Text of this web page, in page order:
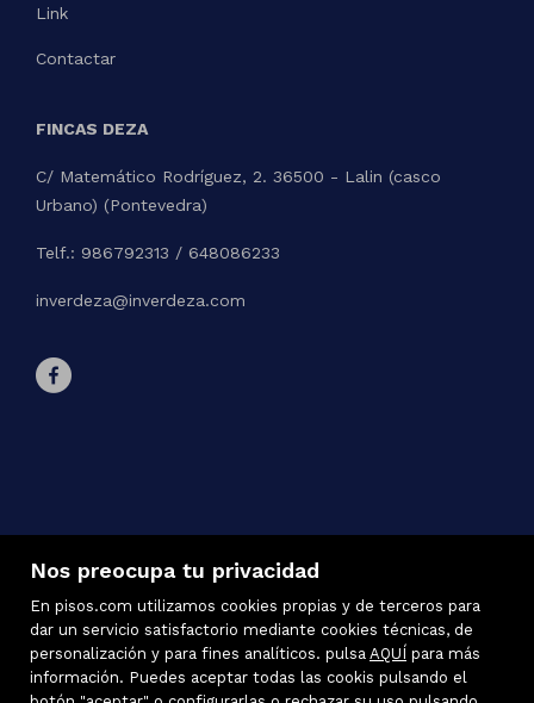
Nos preocupa tu privacidad
En pisos.com utilizamos cookies propias y de terceros para
dar un servicio satisfactorio mediante cookies técnicas, de
personalización y para fines analíticos. pulsa AQUÍ para más
información. Puedes aceptar todas las cookis pulsando el
Link
Contactar
FINCAS DEZA
C/ Matemático Rodríguez, 2. 36500 - Lalin (casco
Urbano) (Pontevedra)
Telf.: 986792313 / 648086233
inverdeza@inverdeza.com
Inmuebles destacados